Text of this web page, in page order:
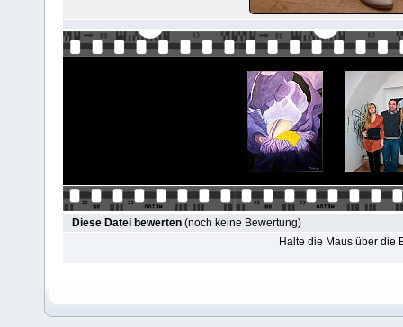
Diese Datei bewerten (noch keine Bewertung)
Halte die Maus über die